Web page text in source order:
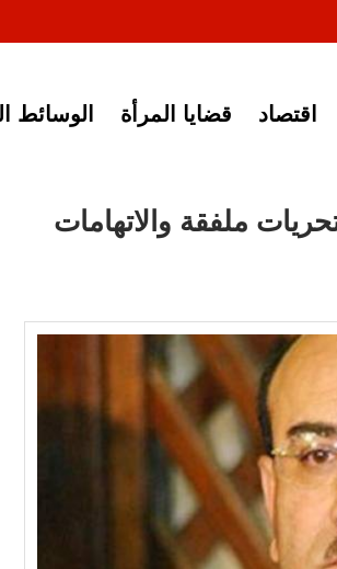
مصرية
اقتصاد قضايا المرأة
الوسائط
ملفقة والاتهامات